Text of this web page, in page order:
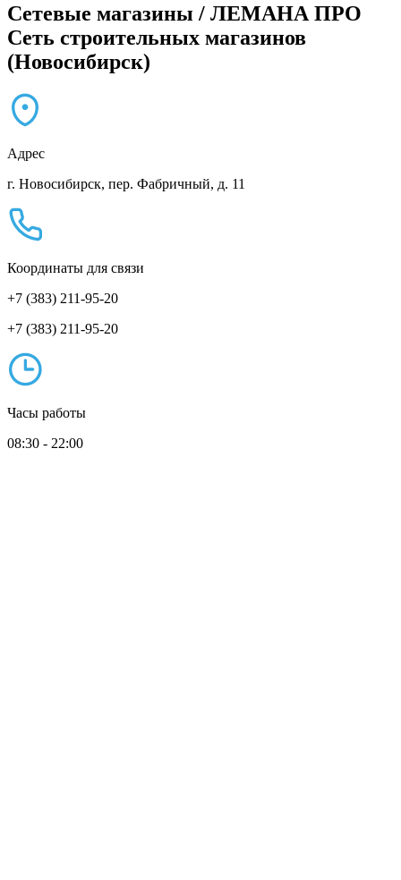
Сетевые магазины / ЛЕМАНА ПРО
Сеть строительных магазинов
(Новосибирск)
Адрес
г. Новосибирск, пер. Фабричный, д. 11
Координаты для связи
+7 (383) 211-95-20
+7 (383) 211-95-20
Часы работы
08:30 - 22:00